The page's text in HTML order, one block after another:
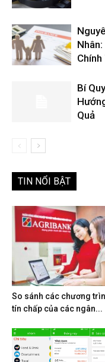
Bí
Quả
TIN NỔI BẬT
So sánh các chương
tín chấp của các ngân...